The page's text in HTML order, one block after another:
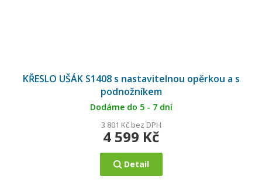
KŘESLO UŠÁK S1408 s nastavitelnou opěrkou a s
podnožníkem
Dodáme do 5 - 7 dní
3 801 Kč bez DPH
4 599 Kč
Detail